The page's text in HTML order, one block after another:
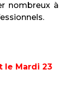
nombreux à
le Mardi 23